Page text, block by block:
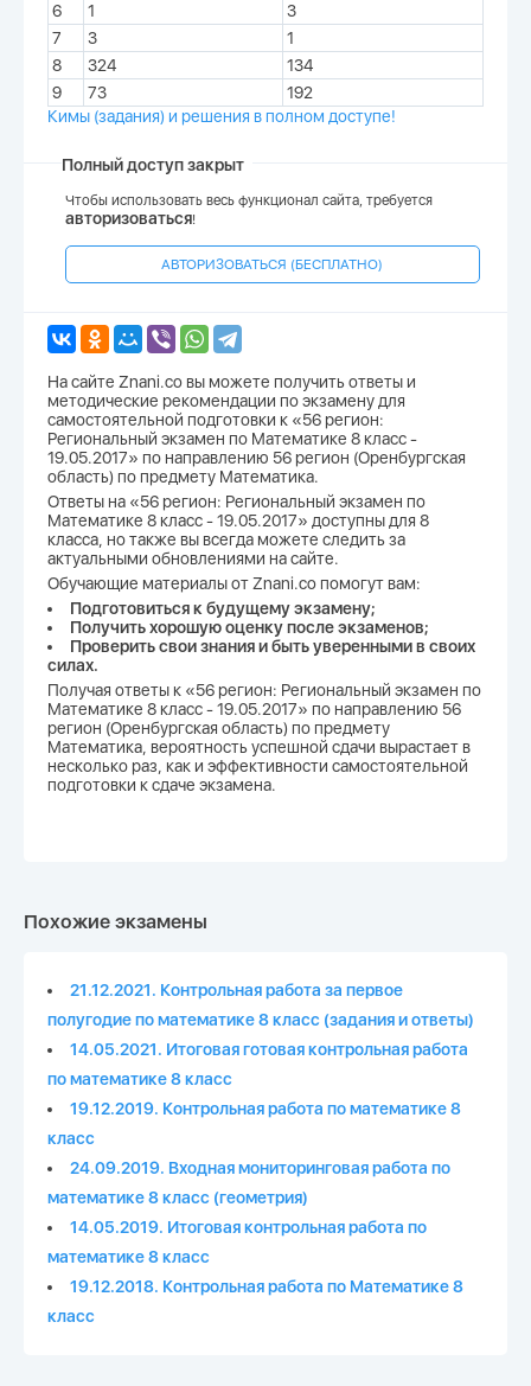
6
1
3
7
3
1
8
324
134
9
73
192
Кимы (задания) и решения в полном доступе!
Полный доступ закрыт
Чтобы использовать весь функционал сайта, требуется
авторизоваться!
АВТОРИЗОВАТЬСЯ (БЕСПЛАТНО)
На сайте Znani.co вы можете получить ответы и
методические рекомендации по экзамену для
самостоятельной подготовки к «56 регион:
Региональный экзамен по Математике 8 класс -
19.05.2017» по направлению 56 регион (Оренбургская
область) по предмету Математика.
Ответы на «56 регион: Региональный экзамен по
Математике 8 класс - 19.05.2017» доступны для 8
класса, но также вы всегда можете следить за
актуальными обновлениями на сайте.
Обучающие материалы от Znani.co помогут вам:
Подготовиться к будущему экзамену;
Получить хорошую оценку после экзаменов;
Проверить свои знания и быть уверенными в своих
силах.
Получая ответы к «56 регион: Региональный экзамен по
Математике 8 класс - 19.05.2017» по направлению 56
регион (Оренбургская область) по предмету
Математика, вероятность успешной сдачи вырастает в
несколько раз, как и эффективности самостоятельной
подготовки к сдаче экзамена.
Похожие экзамены
21.12.2021. Контрольная работа за первое
полугодие по математике 8 класс (задания и ответы)
14.05.2021. Итоговая готовая контрольная работа
по математике 8 класс
19.12.2019. Контрольная работа по математике 8
класс
24.09.2019. Входная мониторинговая работа по
математике 8 класс (геометрия)
14.05.2019. Итоговая контрольная работа по
математике 8 класс
19.12.2018. Контрольная работа по Математике 8
класс